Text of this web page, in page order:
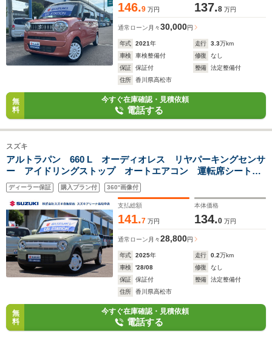
146.9 万円 137.8 万円
通常ローン 月々30,000円
年式 2021年 走行 3.3万km
車検
車検整備付 修復
なし
保証
保証付 整備
法定整備付
住所
香川県高松市
無
料
今すぐ在庫確認・見積依頼
電話する
スズキ
アルトラパン 660 L オーディオレス リヤパーキングセンサ
ー アイドリングストップ オートエアコン 運転席シートヒ
ーター USB電源ソケット(Type-A・Type-C) リモコンキー
ステアリングオーディオスイッチ
ディーラー保証 購入プラン付 360°画像付
支払総額
141.7 万円
本体価格
134.0 万円
通常ローン 月々28,800円
年式 2025年 走行 0.2万km
車検
'28/08 修復
なし
保証
保証付 整備
法定整備付
住所
香川県高松市
無
料
今すぐ在庫確認・見積依頼
電話する